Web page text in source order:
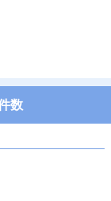
数